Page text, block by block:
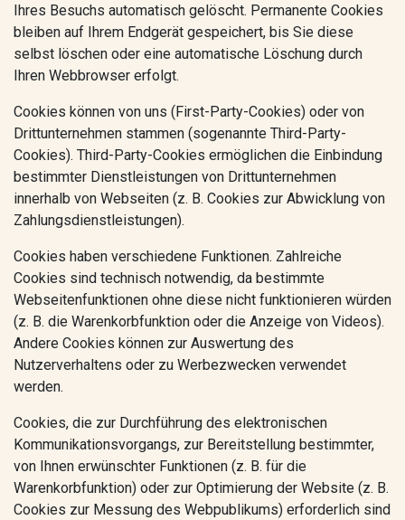
Ihres Besuchs automatisch gelöscht. Permanente Cookies
bleiben auf Ihrem Endgerät gespeichert, bis Sie diese
selbst löschen oder eine automatische Löschung durch
Ihren Webbrowser erfolgt.
Cookies können von uns (First-Party-Cookies) oder von
Drittunternehmen stammen (sogenannte Third-Party-
Cookies). Third-Party-Cookies ermöglichen die Einbindung
bestimmter Dienstleistungen von Drittunternehmen
innerhalb von Webseiten (z. B. Cookies zur Abwicklung von
Zahlungsdienstleistungen).
Cookies haben verschiedene Funktionen. Zahlreiche
Cookies sind technisch notwendig, da bestimmte
Webseitenfunktionen ohne diese nicht funktionieren würden
(z. B. die Warenkorbfunktion oder die Anzeige von Videos).
Andere Cookies können zur Auswertung des
Nutzerverhaltens oder zu Werbezwecken verwendet
werden.
Cookies, die zur Durchführung des elektronischen
Kommunikationsvorgangs, zur Bereitstellung bestimmter,
von Ihnen erwünschter Funktionen (z. B. für die
Warenkorbfunktion) oder zur Optimierung der Website (z. B.
Cookies zur Messung des Webpublikums) erforderlich sind